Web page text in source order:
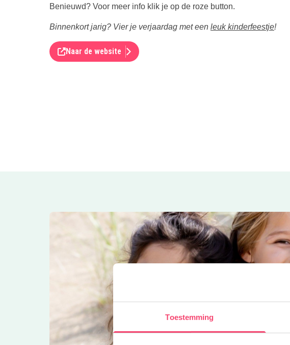
Toestemming
Benieuwd? Voor meer info klik je op de roze button.
Binnenkort jarig? Vier je verjaardag met een leuk kinderfeestje!
Naar de website